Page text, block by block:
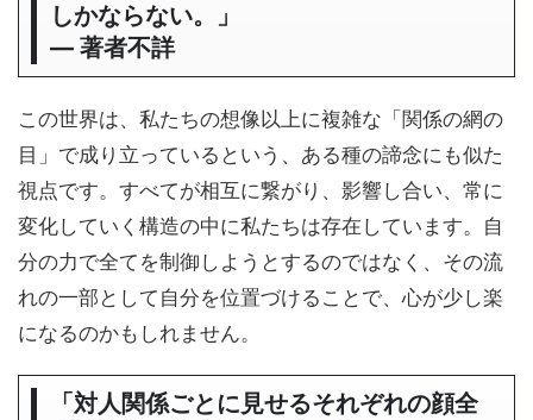
しかならない。」
― 著者不詳
この世界は、私たちの想像以上に複雑な「関係の網の
目」で成り立っているという、ある種の諦念にも似た
視点です。すべてが相互に繋がり、影響し合い、常に
変化していく構造の中に私たちは存在しています。自
分の力で全てを制御しようとするのではなく、その流
れの一部として自分を位置づけることで、心が少し楽
になるのかもしれません。
「対人関係ごとに見せるそれぞれの顔全